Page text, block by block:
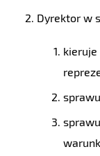
Dyrektor w
kieruje